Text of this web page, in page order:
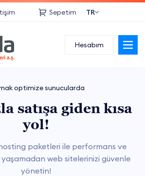
Sepetim TR
Hizmetleri
Hizmetleri
Yedekleme
Hesabım
optimize sunucularda
satışa giden kısa
yol!
hosting paketleri ile performans ve
web sitelerinizi güvenle
yönetin!